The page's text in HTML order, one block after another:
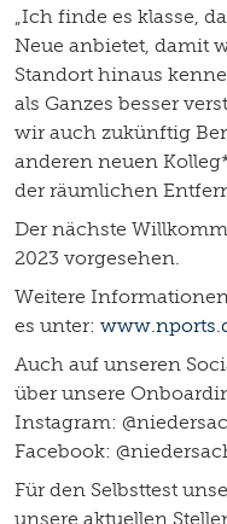
„Ich finde es klasse,
Neue anbietet, damit
Standort hinaus
als Ganzes besser
wir auch zukünftig
anderen neuen
der räumlichen
Der nächste
2023 vorgesehen.
Weitere
es unter:
Auch auf unseren
über unsere
Instagram:
Facebook:
Für den Selbsttest
unsere aktuellen